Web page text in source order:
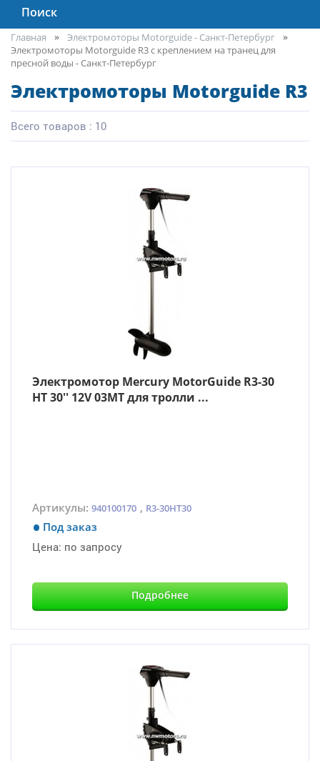
Поиск
Главная
Электромоторы Motorguide - Санкт-Петербург
Электромоторы Motorguide R3 с креплением на транец для
пресной воды - Санкт-Петербург
Электромоторы Motorguide R3
Всего товаров : 10
Электромотор Mercury MotorGuide R3-30
HT 30'' 12V 03MT для тролли ...
Артикулы: 940100170 , R3-30HT30
Под заказ
Цена: по запросу
Подробнее